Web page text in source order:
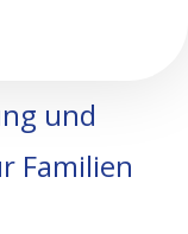
und
Familien